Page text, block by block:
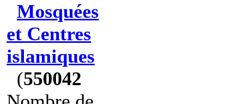
Mosquées
et Centres
islamiques
(550042